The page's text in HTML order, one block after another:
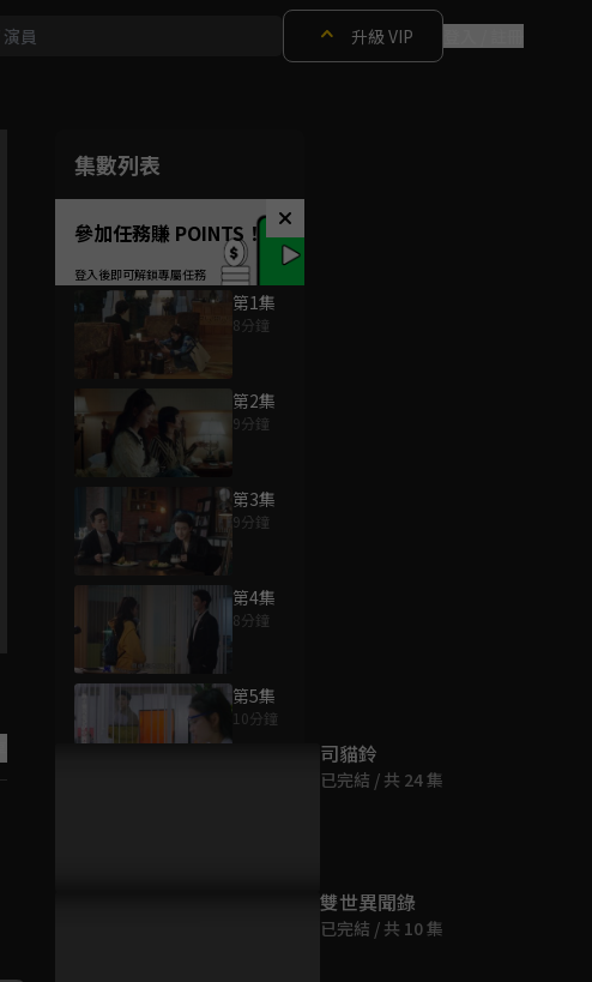
升級 VIP
集數列表
參加任務賺 POINTS！
第1集
8分鐘
第2集
9分鐘
第3集
9分鐘
第4集
8分鐘
第5集
10分鐘
為您推薦
司貓鈴
已完結 / 共 24 集
雙世異聞錄
已完結 / 共 10 集